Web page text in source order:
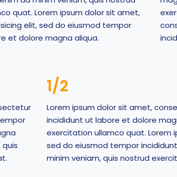
quat. Lorem ipsum dolor sit amet,
elit, sed do eiusmod tempor
et dolore magna aliqua.
1/2
Lorem ipsum dolor sit amet,
incididunt ut labore et dolore
exercitation ullamco quat. Lorem
sed do eiusmod tempor
minim veniam, quis nostrud